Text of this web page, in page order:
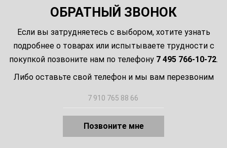
ОБРАТНЫЙ ЗВОНОК
Если вы затрудняетесь с выбором, хотите узнать
подробнее о товарах или испытываете трудности с
покупкой позвоните нам по телефону 7 495 766-10-72.
Либо оставьте свой телефон и мы вам перезвоним
Позвоните мне